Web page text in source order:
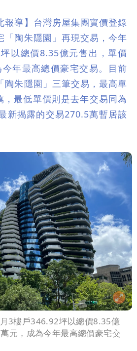
報導】台灣房屋集團實價登錄
「陶朱隱園」再現交易，今年
以總價8.35億元售出，單價
年最高總價豪宅交易。目前
陶朱隱園」三筆交易，最高單
最低單價則是去年交易同為
新揭露的交易270.5萬暫居該
月3樓戶346.92坪以總價8.35億
元，成為今年最高總價豪宅交